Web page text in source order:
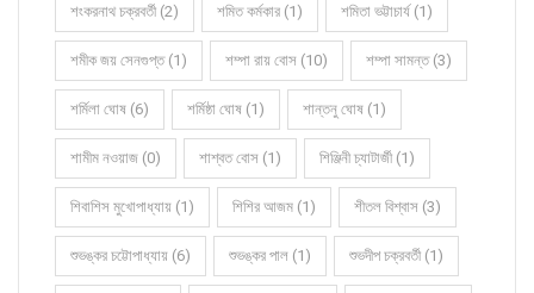
শংকরনাথ চক্রবর্তী (2) শমিত কর্মকার (1) শমিতা ভট্টাচার্য (1)
শমীক জয় সেনগুপ্ত (1) শম্পা রায় বোস (10) শম্পা সামন্ত (3)
শর্মিলা ঘোষ (6) শর্মিষ্ঠা ঘোষ (1) শান্তনু ঘোষ (1)
শামীম নওয়াজ (0) শাশ্বত বোস (1) শিঞ্জিনী চ্যাটার্জী (1)
শিবাশিস মুখোপাধ্যায় (1) শিশির আজম (1) শীতল বিশ্বাস (3)
শুভঙ্কর চট্টোপাধ্যায় (6) শুভঙ্কর পাল (1) শুভদীপ চক্রবর্তী (1)